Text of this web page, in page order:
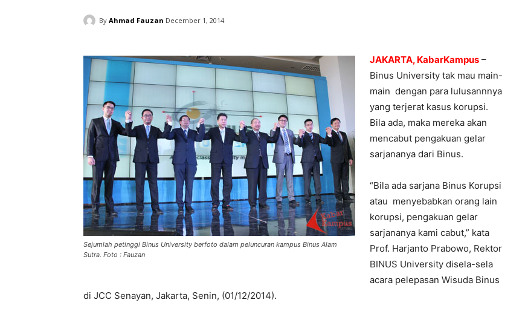
By Ahmad Fauzan December 1, 2014
Sejumlah petinggi Binus University berfoto dalam peluncuran kampus Binus Alam
Sutra. Foto : Fauzan
JAKARTA, KabarKampus –
Binus University tak mau main-
main dengan para lulusannnya
yang terjerat kasus korupsi.
Bila ada, maka mereka akan
mencabut pengakuan gelar
sarjananya dari Binus.
“Bila ada sarjana Binus Korupsi
atau menyebabkan orang lain
korupsi, pengakuan gelar
sarjananya kami cabut,” kata
Prof. Harjanto Prabowo, Rektor
BINUS University disela-sela
acara pelepasan Wisuda Binus
di JCC Senayan, Jakarta, Senin, (01/12/2014).